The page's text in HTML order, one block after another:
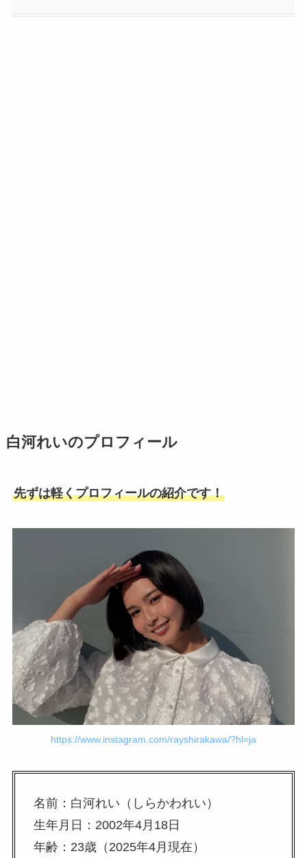
白河れいのプロフィール
先ずは軽くプロフィールの紹介です！
https://www.instagram.com/rayshirakawa/?hl=ja
名前：白河れい（しらかわれい）
生年月日：2002年4月18日
年齢：23歳（2025年4月現在）